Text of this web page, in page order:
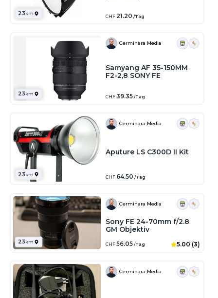
23km CHF 21.20 /Tag
23km
Cerminara Media
Samyang AF 35-150MM
F2-2,8 SONY FE
CHF39.35/Tag
23km
Cerminara Media
Aputure LS C300D II Kit
CHF 64.50 /Tag
23km
Cerminara Media
Sony FE 24-70mm f/2.8
GM Objektiv
CHF56.05/Tag 5.00 (3)
Cerminara Media